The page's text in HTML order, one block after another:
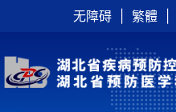
无障碍 繁體